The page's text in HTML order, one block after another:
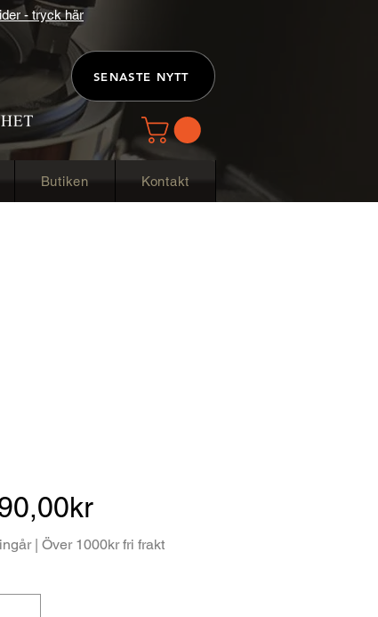
- tryck här
Butiken Kontakt
SENASTE NYTT
| Över 1000kr fri frakt